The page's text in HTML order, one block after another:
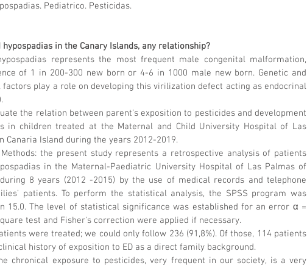
Pediatrico. Pesticidas.
hypospadias in the Canary Islands, any relationship?
represents the most frequent male congenital malformation,
of 1 in 200-300 new born or 4-6 in 1000 male new born. Genetic and
factors play a role on developing this virilization defect acting as endocrinal
the relation between parent’s exposition to pesticides and development
in children treated at the Maternal and Child University Hospital of Las
Canaria Island during the years 2012-2019.
the present study represents a retrospective analysis of patients
in the Maternal-Paediatric University Hospital of Las Palmas of
8 years (2012 -2015) by the use of medical records and telephone
patients. To perform the statistical analysis, the SPSS program was
15.0. The level of statistical significance was established for an error α =
test and Fisher's correction were applied if necessary.
were treated; we could only follow 236 (91,8%). Of those, 114 patients
history of exposition to ED as a direct family background.
chronical exposure to pesticides, very frequent in our society, is a very